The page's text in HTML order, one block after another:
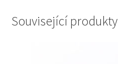
Související produkty